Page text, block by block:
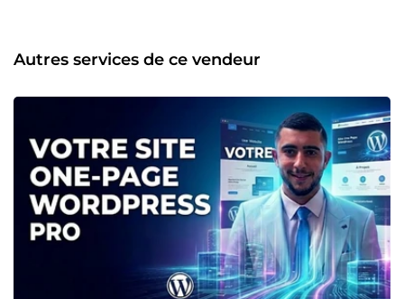
Boutiques modernes clés en main, gestion des paiements
et livraisons. Écosystème de Vente : Intégration experte de
MARKETING &amp; DÉLIVRABILITÉ Ne soyez plus bloqué
par les limitations des plateformes classiques. Serveurs
SMTP Privés : Création de votre propre infrastructure
d'envoi d'emails. Envoi Illimité &amp; Rotations d'IP :
Configuration avancée sur serveurs Linux (VPS). Sécurité
&amp; Réputation : Authentification parfaite (SPF, DKIM,
DMARC) pour éviter les SPAMS. 🛠** PÔLE 3** :
MAINTENANCE TECHNIQUE &amp; SÉCURITÉ Je suis votre
assurance tout risque. Dépannage d'Urgence : Correction
de bugs critiques, écran blanc, erreurs PHP. Administration
Système : Gestion de serveurs Linux, installation de scripts
Autres services de ce vendeur